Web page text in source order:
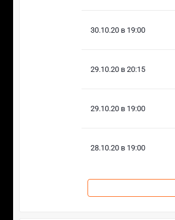
30.10.20 в 19:00
29.10.20 в 20:15
29.10.20 в 19:00
28.10.20 в 19:00